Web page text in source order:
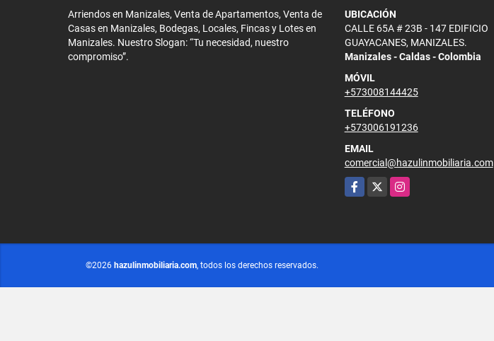
Arriendos en Manizales, Venta de Apartamentos, Venta de
Casas en Manizales, Bodegas, Locales, Fincas y Lotes en
Manizales. Nuestro Slogan: “Tu necesidad, nuestro
compromiso”.
UBICACIÓN
CALLE 65A # 23B - 147 EDIFICIO
GUAYACANES, MANIZALES.
Manizales - Caldas - Colombia
MÓVIL
+573008144425
TELÉFONO
+573006191236
EMAIL
comercial@hazulinmobiliaria.com
Facebook
X Instagram
©2026 hazulinmobiliaria.com, todos los derechos reservados.